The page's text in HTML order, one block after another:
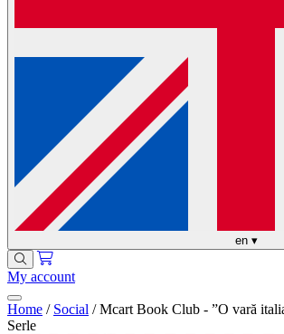
en ▾
My account
Home / Social / Mcart Book Club - ”O vară
Serle